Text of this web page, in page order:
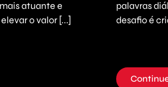
atuante e
o valor [...]
palavras
desafio é